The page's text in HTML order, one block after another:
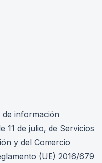
de información
11 de julio, de Servicios
y del Comercio
(UE) 2016/679